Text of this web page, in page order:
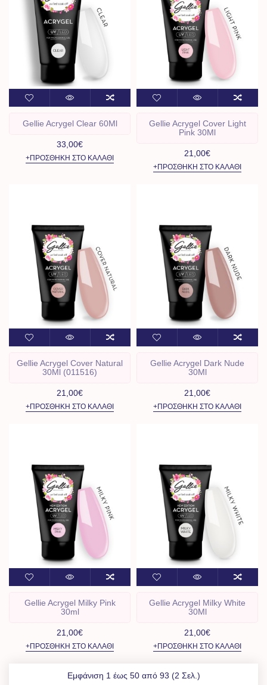
Gellie Acrygel Clear 60Ml
33,00€
+ΠΡΟΣΘΉΚΗ ΣΤΟ ΚΑΛΆΘΙ
Gellie Acrygel Cover Light
Pink 30Ml
21,00€
+ΠΡΟΣΘΉΚΗ ΣΤΟ ΚΑΛΆΘΙ
Gellie Acrygel Cover Natural
30Ml (011516)
21,00€
+ΠΡΟΣΘΉΚΗ ΣΤΟ ΚΑΛΆΘΙ
Gellie Acrygel Dark Nude
30Ml
21,00€
+ΠΡΟΣΘΉΚΗ ΣΤΟ ΚΑΛΆΘΙ
Gellie Acrygel Milky Pink
30ml
21,00€
+ΠΡΟΣΘΉΚΗ ΣΤΟ ΚΑΛΆΘΙ
Gellie Acrygel Milky White
30Ml
21,00€
+ΠΡΟΣΘΉΚΗ ΣΤΟ ΚΑΛΆΘΙ
Εμφάνιση 1 έως 50 από 93 (2 Σελ.)